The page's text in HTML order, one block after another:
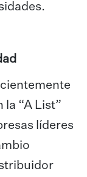
“A List”
líderes